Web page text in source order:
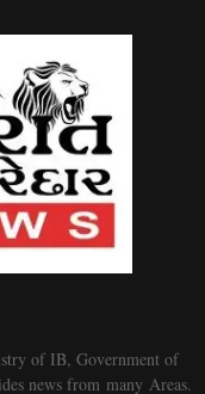
of IB, Government of
news from many Areas.